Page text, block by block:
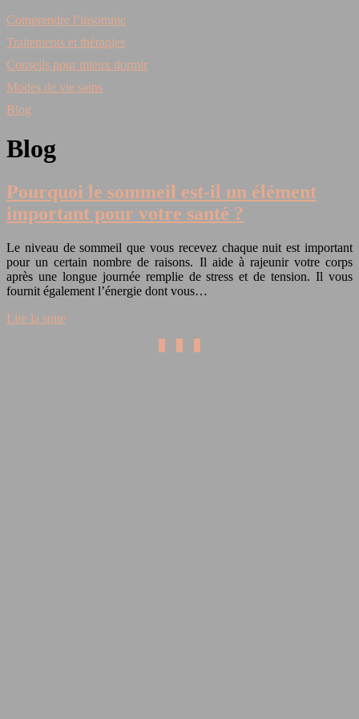
Comprendre l’insomnie
Traitements et thérapies
Conseils pour mieux dormir
Modes de vie sains
Blog
Blog
Pourquoi le sommeil est-il un élément
important pour votre santé ?
Le niveau de sommeil que vous recevez chaque nuit est important
pour un certain nombre de raisons. Il aide à rajeunir votre corps
après une longue journée remplie de stress et de tension. Il vous
fournit également l’énergie dont vous…
Lire la suite